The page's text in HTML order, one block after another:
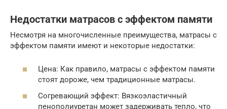
Недостатки матрасов с эффектом памяти
Несмотря на многочисленные преимущества, матрасы с
эффектом памяти имеют и некоторые недостатки:
Цена: Как правило, матрасы с эффектом памяти
стоят дороже, чем традиционные матрасы.
Согревающий эффект: Вязкоэластичный
пенополиуретан может задерживать тепло, что